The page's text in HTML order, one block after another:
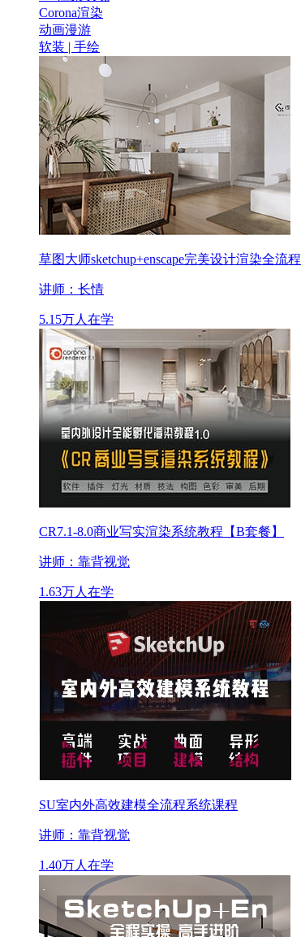
Corona渲染
动画漫游
软装 | 手绘
草图大师sketchup+enscape完美设计渲染全流程
讲师：长情
5.15万人在学
CR7.1-8.0商业写实渲染系统教程【B套餐】
讲师：靠背视觉
1.63万人在学
SU室内外高效建模全流程系统课程
讲师：靠背视觉
1.40万人在学